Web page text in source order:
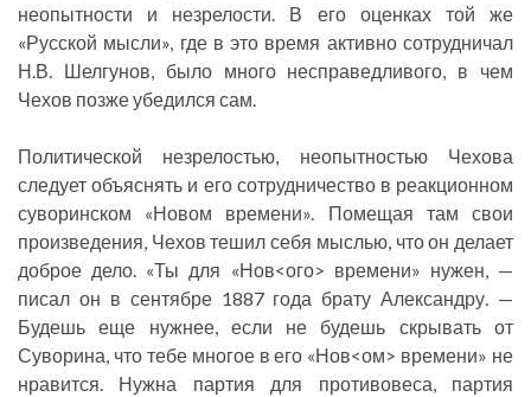
неопытности и незрелости. В его оценках той же
«Русской мысли», где в это время активно сотрудничал
Н.В. Шелгунов, было много несправедливого, в чем
Чехов позже убедился сам.
Политической незрелостью, неопытностью Чехова
следует объяснять и его сотрудничество в реакционном
суворинском «Новом времени». Помещая там свои
произведения, Чехов тешил себя мыслью, что он делает
доброе дело. «Ты для «Нов<ого> времени» нужен, —
писал он в сентябре 1887 года брату Александру. —
Будешь еще нужнее, если не будешь скрывать от
Суворина, что тебе многое в его «Нов<ом> времени» не
нравится. Нужна партия для противовеса, партия